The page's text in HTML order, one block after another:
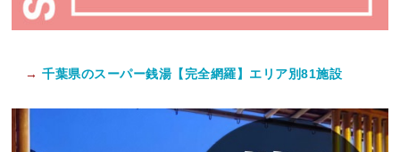
→ 千葉県のスーパー銭湯【完全網羅】エリア別81施設